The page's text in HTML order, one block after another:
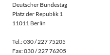
Deutscher Bundestag
Platz der Republik 1
11011 Berlin
Tel.: 030 / 227 75205
Fax: 030 / 227 76205